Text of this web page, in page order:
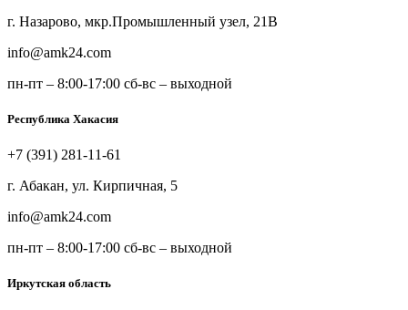
г. Назарово, мкр.Промышленный узел, 21В
info@amk24.com
пн-пт – 8:00-17:00 сб-вс – выходной
Республика Хакасия
+7 (391) 281-11-61
г. Абакан, ул. Кирпичная, 5
info@amk24.com
пн-пт – 8:00-17:00 сб-вс – выходной
Иркутская область